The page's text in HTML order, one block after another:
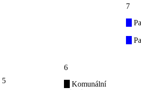
5
6
Komunální
7